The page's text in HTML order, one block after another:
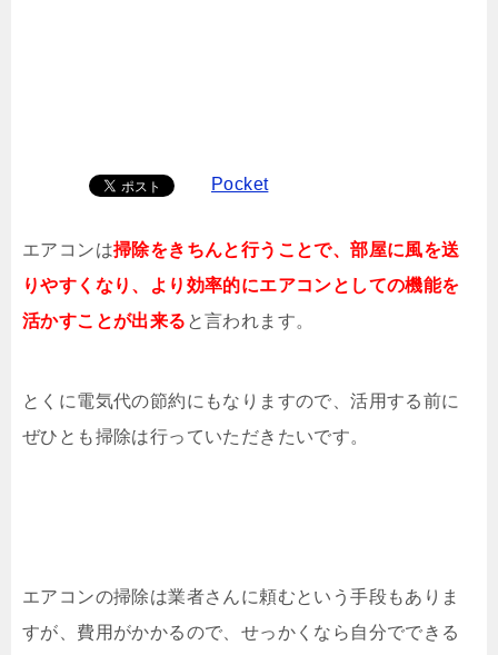
Pocket
エアコンは掃除をきちんと行うことで、部屋に風を送
りやすくなり、より効率的にエアコンとしての機能を
活かすことが出来る と言われます。
とくに電気代の節約にもなりますので、活用する前に
ぜひとも掃除は行っていただきたいです。
エアコンの掃除は業者さんに頼むという手段もありま
すが、費用がかかるので、せっかくなら自分でできる